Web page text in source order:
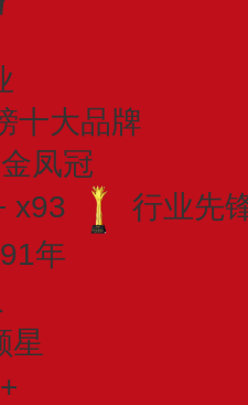
十大品牌
凤冠
x93
行业先
年
星